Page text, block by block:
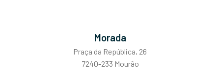
Morada
Praça da República, 26
7240-233 Mourão